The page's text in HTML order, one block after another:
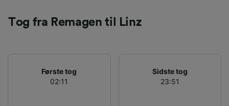
Tog fra Remagen til Linz
Første tog
02:11
Sidste tog
23:51
målgruppeundersøgelser og udvikling af
tjenester.